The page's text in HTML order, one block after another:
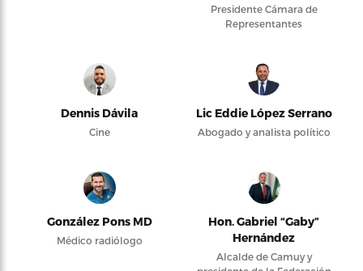
Presidente Cámara de
Representantes
Dennis Dávila
Cine
Lic Eddie López Serrano
Abogado y analista político
González Pons MD
Médico radiólogo
Hon. Gabriel “Gaby”
Hernández
Alcalde de Camuy y